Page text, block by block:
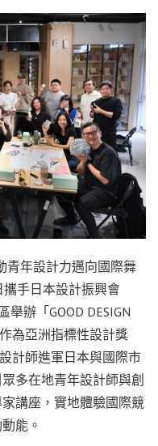
青年設計力邁向國際舞
手日本設計振興會
舉辦「GOOD DESIGN
為亞洲指標性設計獎
設計師進軍日本與國際市
多在地青年設計師與創
講座，實地體驗國際競
能。